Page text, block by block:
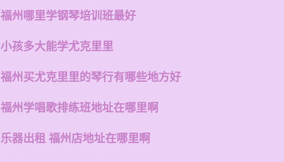
福州哪里学钢琴培训班最好
小孩多大能学尤克里里
福州买尤克里里的琴行有哪些地方好
福州学唱歌排练班地址在哪里啊
乐器出租 福州店地址在哪里啊